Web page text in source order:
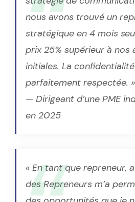
nous avons trouvé un
stratégique en 4 mois
prix 25% supérieur à nos
initiales. La
parfaitement respectée. »
— Dirigeant d’une PME
en 2025
« En tant que repreneur,
des Repreneurs m’a